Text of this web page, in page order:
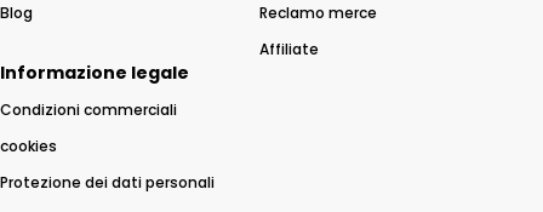
Blog
Reclamo merce
Affiliate
Informazione legale
Condizioni commerciali
cookies
Protezione dei dati personali